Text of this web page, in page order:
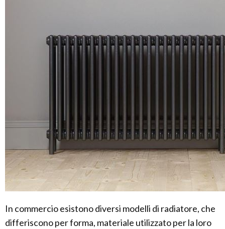
In commercio esistono diversi modelli di radiatore, che
differiscono per forma, materiale utilizzato per la loro